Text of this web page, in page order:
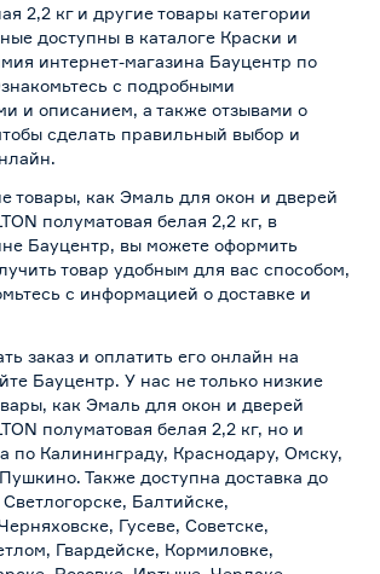
2,2 кг и другие товары категории
доступны в каталоге Краски и
интернет-магазина Бауцентр по
с подробными
и описанием, а также отзывами о
сделать правильный выбор и
товары, как Эмаль для окон и дверей
полуматовая белая 2,2 кг, в
Бауцентр, вы можете оформить
товар удобным для вас способом,
с информацией о доставке и
заказ и оплатить его онлайн на
Бауцентр. У нас не только низкие
как Эмаль для окон и дверей
полуматовая белая 2,2 кг, но и
по Калининграду, Краснодару, Омску,
Также доступна доставка до
Балтийске,
Гусеве, Советске,
Гвардейске, Кормиловке,